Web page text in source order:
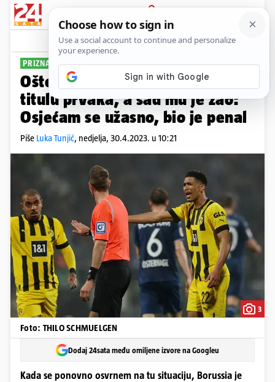
PRIJAVA
Sport Komentari
PRIZNANJE SUCA
Oštetio Dortmund u utrci za
titulu prvaka, a sad mu je žao:
Osjećam se užasno, bio je penal
Piše Luka Tunjić, nedjelja, 30.4.2023. u 10:21
3
Foto: THILO SCHMUELGEN
Dodaj 24sata među omiljene izvore na Googleu
Kada se ponovno osvrnem na tu situaciju, Borussia je